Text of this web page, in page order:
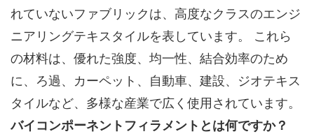
れていないファブリックは、高度なクラスのエンジ
ニアリングテキスタイルを表しています。 これら
の材料は、優れた強度、均一性、結合効率のため
に、ろ過、カーペット、自動車、建設、ジオテキス
タイルなど、多様な産業で広く使用されています。
バイコンポーネントフィラメントとは何ですか？